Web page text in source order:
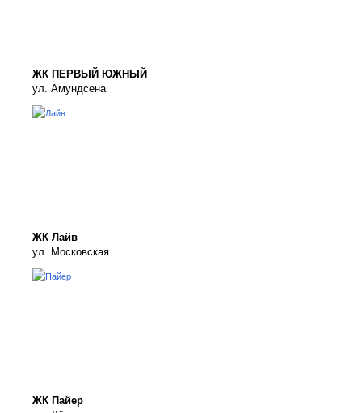
ЖК ПЕРВЫЙ ЮЖНЫЙ
ул. Амундсена
ЖК Лайв
ул. Московская
ЖК Пайер